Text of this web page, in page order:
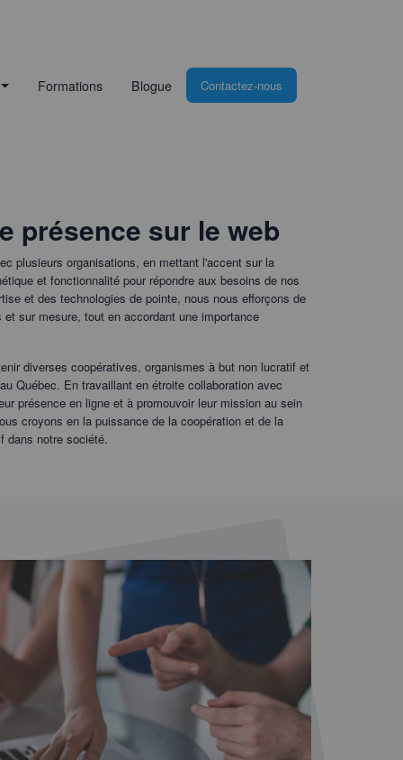
Formations Blogue Contactez-nous
présence sur le web
plusieurs organisations, en mettant l'accent sur la
et fonctionnalité pour répondre aux besoins de nos
et des technologies de pointe, nous nous efforçons de
sur mesure, tout en accordant une importance
diverses coopératives, organismes à but non lucratif et
Québec. En travaillant en étroite collaboration avec
présence en ligne et à promouvoir leur mission au sein
croyons en la puissance de la coopération et de la
dans notre société.